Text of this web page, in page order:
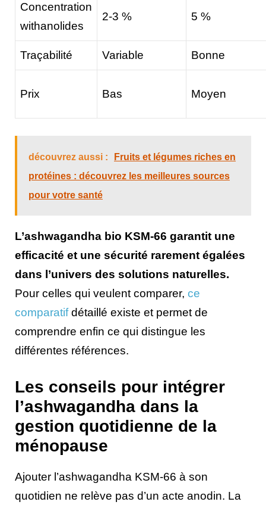
Concentration
withanolides
2-3 % 5 %
Traçabilité Variable Bonne
Prix Bas Moyen
découvrez aussi :
Fruits et légumes riches en
protéines : découvrez les meilleures sources
pour votre santé
L’ashwagandha bio KSM-66 garantit une
efficacité et une sécurité rarement égalées
dans l’univers des solutions naturelles.
Pour celles qui veulent comparer, ce
comparatifdétaillé existe et permet de
comprendre enfin ce qui distingue les
différentes références.
Les conseils pour intégrer
l’ashwagandha dans la
gestion quotidienne de la
ménopause
Ajouter l’ashwagandha KSM-66 à son
quotidien ne relève pas d’un acte anodin. La